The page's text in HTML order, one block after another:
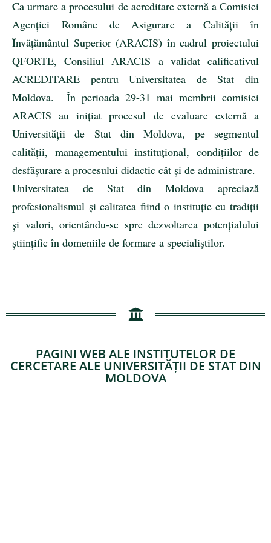
Ca urmare a procesului de acreditare externă a Comisiei
Agenției Române de Asigurare a Calității în
Învățământul Superior (ARACIS) în cadrul proiectului
QFORTE, Consiliul ARACIS a validat calificativul
ACREDITARE pentru Universitatea de Stat din
Moldova. În perioada 29-31 mai membrii comisiei
ARACIS au inițiat procesul de evaluare externă a
Universității de Stat din Moldova, pe segmentul
calității, managementului instituțional, condițiilor de
desfășurare a procesului didactic cât și de administrare.
Universitatea de Stat din Moldova apreciază
profesionalismul și calitatea fiind o instituție cu tradiții
și valori, orientându-se spre dezvoltarea potențialului
științific în domeniile de formare a specialiştilor.
PAGINI WEB ALE INSTITUTELOR DE
CERCETARE ALE UNIVERSITĂȚII DE STAT DIN
MOLDOVA